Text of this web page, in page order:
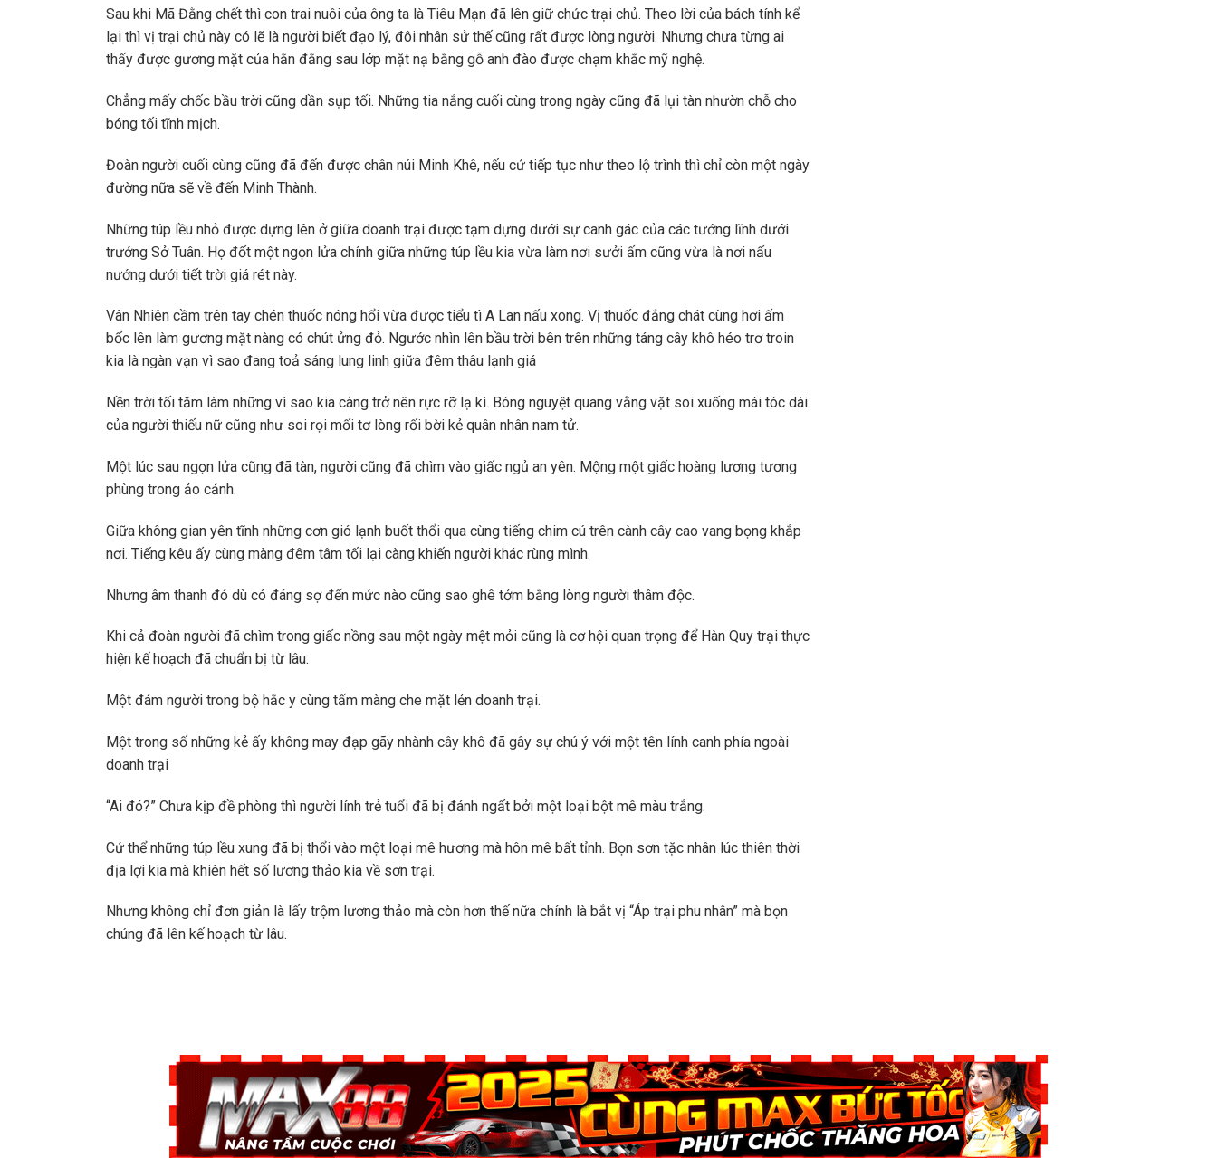
Sau khi Mã Đằng chết thì con trai nuôi của ông ta là Tiêu Mạn đã lên giữ chức trại chủ. Theo lời của bách tính kể
lại thì vị trại chủ này có lẽ là người biết đạo lý, đôi nhân sử thế cũng rất được lòng người. Nhưng chưa từng ai
thấy được gương mặt của hắn đằng sau lớp mặt nạ bằng gỗ anh đào được chạm khắc mỹ nghệ.
Chẳng mấy chốc bầu trời cũng dần sụp tối. Những tia nắng cuối cùng trong ngày cũng đã lụi tàn nhườn chỗ cho
bóng tối tĩnh mịch.
Đoàn người cuối cùng cũng đã đến được chân núi Minh Khê, nếu cứ tiếp tục như theo lộ trình thì chỉ còn một ngày
đường nữa sẽ về đến Minh Thành.
Những túp lều nhỏ được dựng lên ở giữa doanh trại được tạm dựng dưới sự canh gác của các tướng lĩnh dưới
trướng Sở Tuân. Họ đốt một ngọn lửa chính giữa những túp lều kia vừa làm nơi sưởi ấm cũng vừa là nơi nấu
nướng dưới tiết trời giá rét này.
Vân Nhiên cầm trên tay chén thuốc nóng hổi vừa được tiểu tì A Lan nấu xong. Vị thuốc đắng chát cùng hơi ấm
bốc lên làm gương mặt nàng có chút ửng đỏ. Ngước nhìn lên bầu trời bên trên những táng cây khô héo trơ troin
kia là ngàn vạn vì sao đang toả sáng lung linh giữa đêm thâu lạnh giá
Nền trời tối tăm làm những vì sao kia càng trở nên rực rỡ lạ kì. Bóng nguyệt quang vằng vặt soi xuống mái tóc dài
của người thiếu nữ cũng như soi rọi mối tơ lòng rối bời kẻ quân nhân nam tử.
Một lúc sau ngọn lửa cũng đã tàn, người cũng đã chìm vào giấc ngủ an yên. Mộng một giấc hoàng lương tương
phùng trong ảo cảnh.
Giữa không gian yên tĩnh những cơn gió lạnh buốt thổi qua cùng tiếng chim cú trên cành cây cao vang bọng khắp
nơi. Tiếng kêu ấy cùng màng đêm tâm tối lại càng khiến người khác rùng mình.
Nhưng âm thanh đó dù có đáng sợ đến mức nào cũng sao ghê tởm bằng lòng người thâm độc.
Khi cả đoàn người đã chìm trong giấc nồng sau một ngày mệt mỏi cũng là cơ hội quan trọng để Hàn Quy trại thực
hiện kế hoạch đã chuẩn bị từ lâu.
Một đám người trong bộ hắc y cùng tấm màng che mặt lẻn doanh trại.
Một trong số những kẻ ấy không may đạp gãy nhành cây khô đã gây sự chú ý với một tên lính canh phía ngoài
doanh trại
“Ai đó?” Chưa kịp đề phòng thì người lính trẻ tuổi đã bị đánh ngất bởi một loại bột mê màu trắng.
Cứ thể những túp lều xung đã bị thổi vào một loại mê hương mà hôn mê bất tỉnh. Bọn sơn tặc nhân lúc thiên thời
địa lợi kia mà khiên hết số lương thảo kia về sơn trại.
Nhưng không chỉ đơn giản là lấy trộm lương thảo mà còn hơn thế nữa chính là bắt vị “Áp trại phu nhân” mà bọn
chúng đã lên kế hoạch từ lâu.